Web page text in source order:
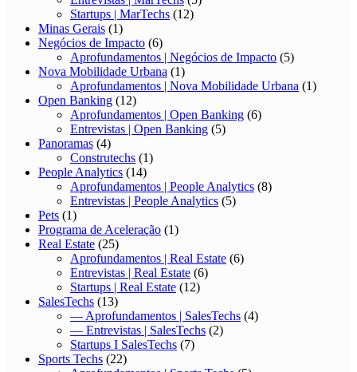
Startups | MarTechs (12)
Minas Gerais (1)
Negócios de Impacto (6)
Aprofundamentos | Negócios de Impacto (5)
Nova Mobilidade Urbana (1)
Aprofundamentos | Nova Mobilidade Urbana (1)
Open Banking (12)
Aprofundamentos | Open Banking (6)
Entrevistas | Open Banking (5)
Panoramas (4)
Construtechs (1)
People Analytics (14)
Aprofundamentos | People Analytics (8)
Entrevistas | People Analytics (5)
Pets (1)
Programa de Aceleração (1)
Real Estate (25)
Aprofundamentos | Real Estate (6)
Entrevistas | Real Estate (6)
Startups | Real Estate (12)
SalesTechs (13)
— Aprofundamentos | SalesTechs (4)
— Entrevistas | SalesTechs (2)
Startups I SalesTechs (7)
Sports Techs (22)